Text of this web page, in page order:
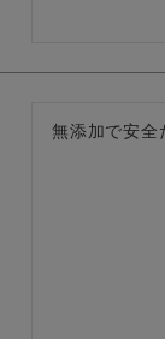
無添加で安全